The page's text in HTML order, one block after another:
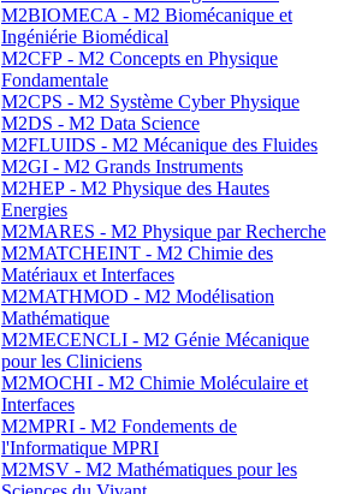
M2BIOMECA - M2 Biomécanique et
Ingéniérie Biomédical
M2CFP - M2 Concepts en Physique
Fondamentale
M2CPS - M2 Système Cyber Physique
M2DS - M2 Data Science
M2FLUIDS - M2 Mécanique des Fluides
M2GI - M2 Grands Instruments
M2HEP - M2 Physique des Hautes
Energies
M2MARES - M2 Physique par Recherche
M2MATCHEINT - M2 Chimie des
Matériaux et Interfaces
M2MATHMOD - M2 Modélisation
Mathématique
M2MECENCLI - M2 Génie Mécanique
pour les Cliniciens
M2MOCHI - M2 Chimie Moléculaire et
Interfaces
M2MPRI - M2 Fondements de
l'Informatique MPRI
M2MSV - M2 Mathématiques pour les